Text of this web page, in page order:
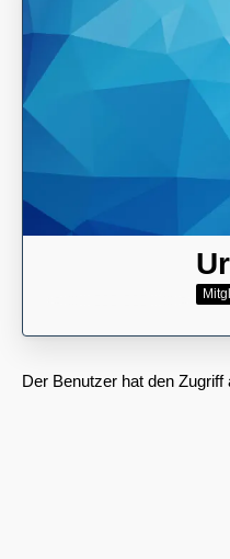
Der Benutzer hat den